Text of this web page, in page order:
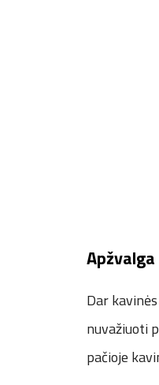
Apžvalga
Dar
nuvažiuoti
pačioje